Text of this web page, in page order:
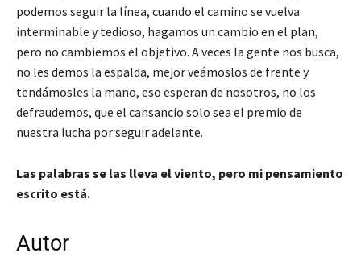
podemos seguir la línea, cuando el camino se vuelva
interminable y tedioso, hagamos un cambio en el plan,
pero no cambiemos el objetivo. A veces la gente nos busca,
no les demos la espalda, mejor veámoslos de frente y
tendámosles la mano, eso esperan de nosotros, no los
defraudemos, que el cansancio solo sea el premio de
nuestra lucha por seguir adelante.
Las palabras se las lleva el viento, pero mi pensamiento
escrito está.
Autor